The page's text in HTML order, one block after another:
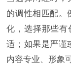
的调性相匹配。
化，选择那些有
适；如果是严谨
内容专业、形象